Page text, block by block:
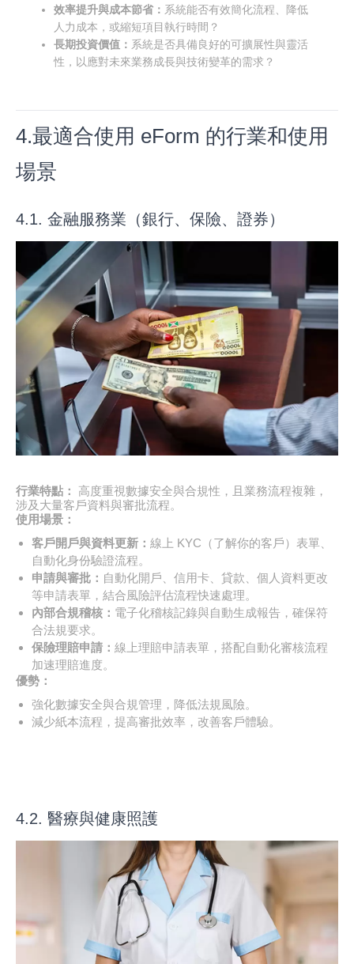
效率提升與成本節省： 系統能否有效簡化流程、降低
人力成本，或縮短項目執行時間？
長期投資價值： 系統是否具備良好的可擴展性與靈活
性，以應對未來業務成長與技術變革的需求？
4.最適合使用 eForm 的行業和使用
場景
4.1. 金融服務業（銀行、保險、證券）
行業特點：
高度重視數據安全與合規性，且業務流程複雜，
涉及大量客戶資料與審批流程。
使用場景：
客戶開戶與資料更新：線上 KYC（了解你的客戶）表單、
自動化身份驗證流程。
申請與審批： 自動化開戶、信用卡、貸款、個人資料更改
等申請表單，結合風險評估流程快速處理。
內部合規稽核： 電子化稽核記錄與自動生成報告，確保符
合法規要求。
保險理賠申請：線上理賠申請表單，搭配自動化審核流程
加速理賠進度。
優勢：
強化數據安全與合規管理，降低法規風險。
減少紙本流程，提高審批效率，改善客戶體驗。
4.2. 醫療與健康照護